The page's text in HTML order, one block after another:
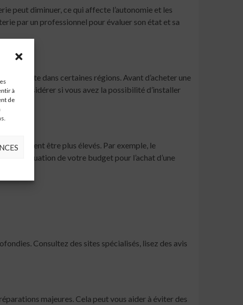
à
de
peut diminuer, ce qui affecte l’autonomie et les
par un professionnel pour évaluer son état et sa
dans certaines régions. Avant d’acheter une
de considérer si vous avez la possibilité d’installer
peuvent être plus élevés. Par exemple, le
l’évaluation de votre budget pour l’achat d’une
Consultez des sites spécialisés, lisez des avis
majeures. Cela peut vous aider à éviter des